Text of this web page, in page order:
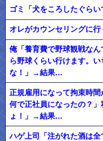
ゴミ「犬をころしたぐら
オレがカウンセリングに
俺「養育費で野球観戦な
ら野球くらい行けます。
な！」→結果…
正規雇用になって拘束時
何で正社員になったの？
ょ！」→結果…
ハゲ上司「注がれた酒は